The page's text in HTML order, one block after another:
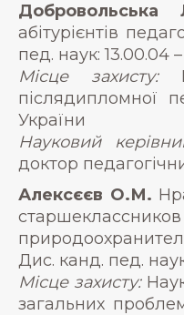
Добровольська
абітурієнтів
пед. наук: 13.00.04
Місце захисту:
післядипломної
України
Науковий
доктор
Алексєєв О.М.
Дис. канд. пед.
Місце захисту:
загальних